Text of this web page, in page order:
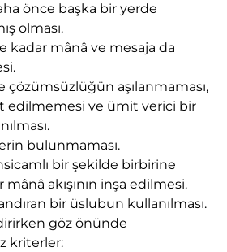
önce başka bir yerde
olması.
kadar mânâ ve mesaja da
çözümsüzlüğün aşılanmaması,
edilmemesi ve ümit verici bir
bulunmaması.
bir şekilde birbirine
akışının inşa edilmesi.
bir üslubun kullanılması.
göz önünde
kriterler: